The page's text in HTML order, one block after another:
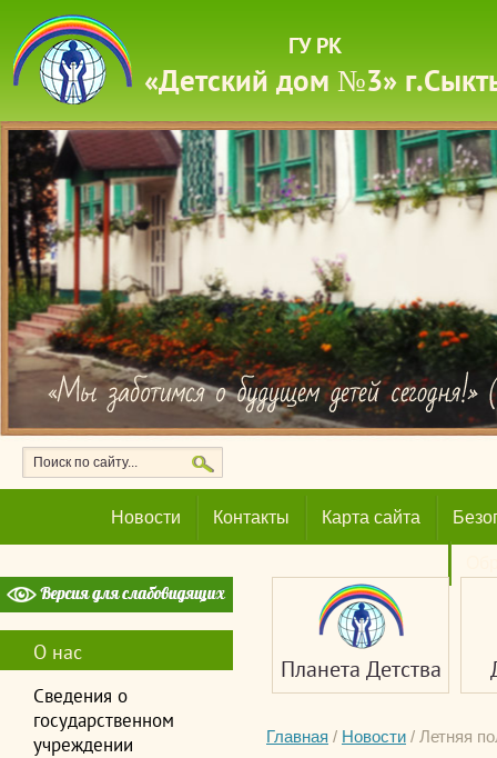
ГУ РК
«Детский дом №3»
Новости Контакты Карта сайта
О нас
Сведения о
государственном
учреждении
Планета Детства
Главная / Новости / Летняя